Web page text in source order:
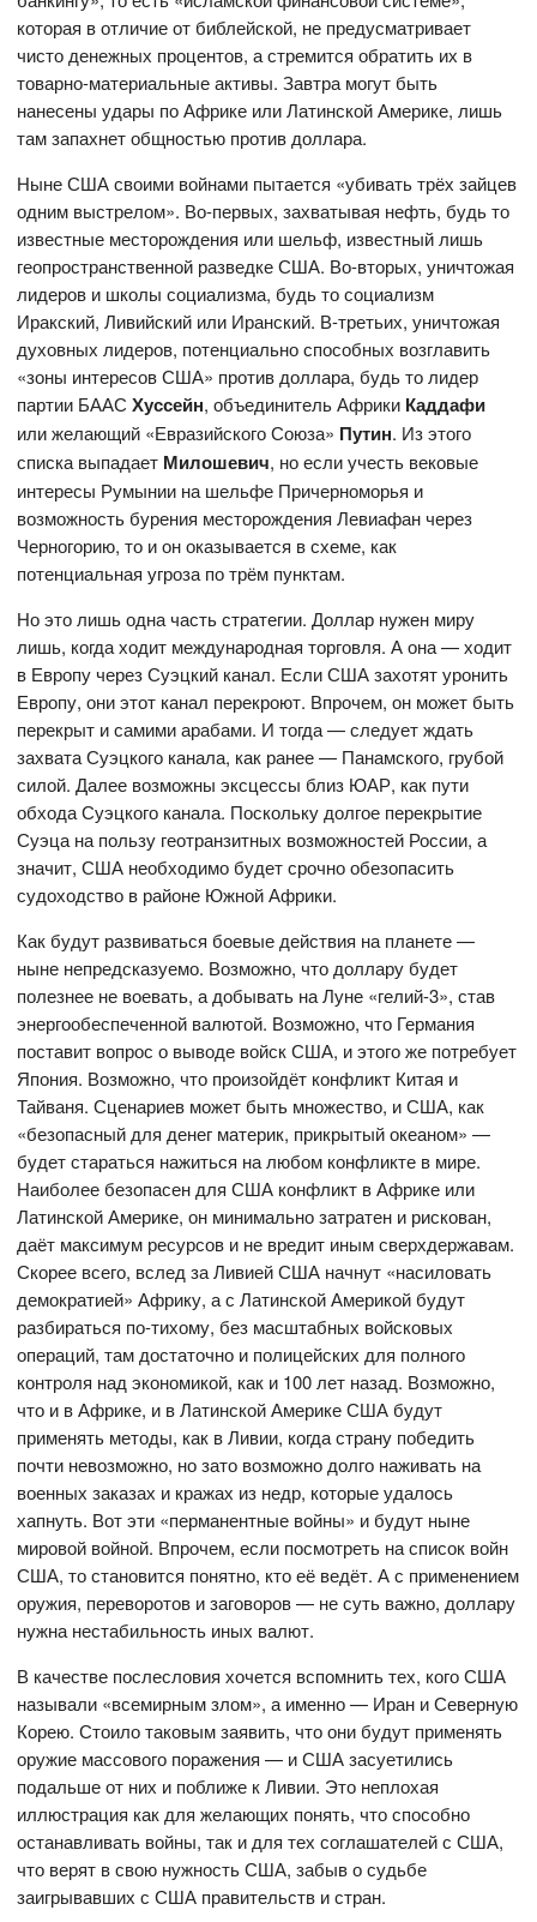
которая в отличие от библейской, не предусматривает
чисто денежных процентов, а стремится обратить их в
товарно-материальные активы. Завтра могут быть
нанесены удары по Африке или Латинской Америке, лишь
там запахнет общностью против доллара.
Ныне США своими войнами пытается «убивать трёх зайцев
одним выстрелом». Во-первых, захватывая нефть, будь то
известные месторождения или шельф, известный лишь
геопространственной разведке США. Во-вторых, уничтожая
лидеров и школы социализма, будь то социализм
Иракский, Ливийский или Иранский. В-третьих, уничтожая
духовных лидеров, потенциально способных возглавить
«зоны интересов США» против доллара, будь то лидер
партии БААСХуссейн, объединитель Африки Каддафи
или желающий «Евразийского Союза» Путин. Из этого
списка выпадает Милошевич, но если учесть вековые
интересы Румынии на шельфе Причерноморья и
возможность бурения месторождения Левиафан через
Черногорию, то и он оказывается в схеме, как
потенциальная угроза по трём пунктам.
Но это лишь одна часть стратегии. Доллар нужен миру
лишь, когда ходит международная торговля. А она — ходит
в Европу через Суэцкий канал. Если США захотят уронить
Европу, они этот канал перекроют. Впрочем, он может быть
перекрыт и самими арабами. И тогда — следует ждать
захвата Суэцкого канала, как ранее — Панамского, грубой
силой. Далее возможны эксцессы близ ЮАР, как пути
обхода Суэцкого канала. Поскольку долгое перекрытие
Суэца на пользу геотранзитных возможностей России, а
значит, США необходимо будет срочно обезопасить
судоходство в районе Южной Африки.
Как будут развиваться боевые действия на планете —
ныне непредсказуемо. Возможно, что доллару будет
полезнее не воевать, а добывать на Луне «гелий-3», став
энергообеспеченной валютой. Возможно, что Германия
поставит вопрос о выводе войск США, и этого же потребует
Япония. Возможно, что произойдёт конфликт Китая и
Тайваня. Сценариев может быть множество, и США, как
«безопасный для денег материк, прикрытый океаном» —
будет стараться нажиться на любом конфликте в мире.
Наиболее безопасен для США конфликт в Африке или
Латинской Америке, он минимально затратен и рискован,
даёт максимум ресурсов и не вредит иным сверхдержавам.
Скорее всего, вслед за Ливией США начнут «насиловать
демократией» Африку, а с Латинской Америкой будут
разбираться по-тихому, без масштабных войсковых
операций, там достаточно и полицейских для полного
контроля над экономикой, как и 100 лет назад. Возможно,
что и в Африке, и в Латинской Америке США будут
применять методы, как в Ливии, когда страну победить
почти невозможно, но зато возможно долго наживать на
военных заказах и кражах из недр, которые удалось
хапнуть. Вот эти «перманентные войны» и будут ныне
мировой войной. Впрочем, если посмотреть на список войн
США, то становится понятно, кто её ведёт. А с применением
оружия, переворотов и заговоров — не суть важно, доллару
нужна нестабильность иных валют.
В качестве послесловия хочется вспомнить тех, кого США
называли «всемирным злом», а именно — Иран и Северную
Корею. Стоило таковым заявить, что они будут применять
оружие массового поражения — и США засуетились
подальше от них и поближе к Ливии. Это неплохая
иллюстрация как для желающих понять, что способно
останавливать войны, так и для тех соглашателей с США,
что верят в свою нужность США, забыв о судьбе
заигрывавших с США правительств и стран.